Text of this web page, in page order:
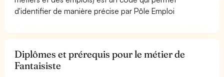
d'identifier de manière précise par Pôle Emploi
Diplômes et prérequis pour le métier de
Fantaisiste